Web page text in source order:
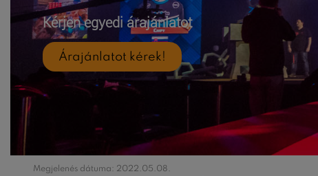
Kérjen egyedi árajánlatot
Árajánlatot kérek!
Megjelenés dátuma: 2022.05.08.